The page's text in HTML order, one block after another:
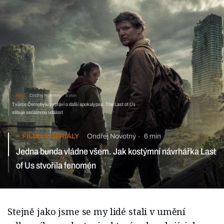
HRY Ondřej Novotný 5 min
Tvůrce Černobylu vypráví o další apokalypse. The Last of Us
slibuje seriálovou událost
FILMY & SERIÁLY Ondřej Novotný 6 min
Jedna bunda vládne všem. Jak kostýmní návrhářka Last
of Us stvořila fenomén
Stejně jako jsme se my lidé stali v umění